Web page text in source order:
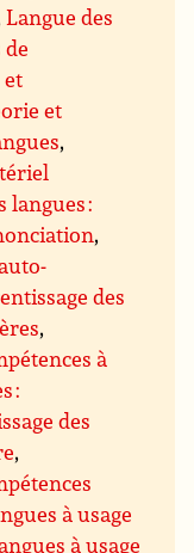
Langue des
et
et
,
langues :
,
des
,
à
:
des
,
à usage
à usage